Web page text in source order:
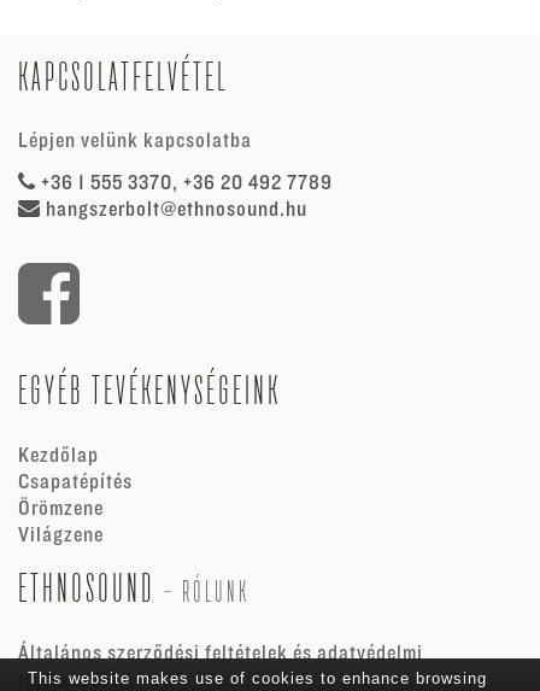
KAPCSOLATFELVÉTEL
Lépjen velünk kapcsolatba
+36 1 555 3370, +36 20 492 7789
hangszerbolt@ethnosound.hu
EGYÉB TEVÉKENYSÉGEINK
Kezdőlap
Csapatépítés
Örömzene
Világzene
ETHNOSOUND - RÓLUNK
Általános szerződési feltételek és adatvédelmi
tájékoztató
This website makes use of cookies to enhance browsing